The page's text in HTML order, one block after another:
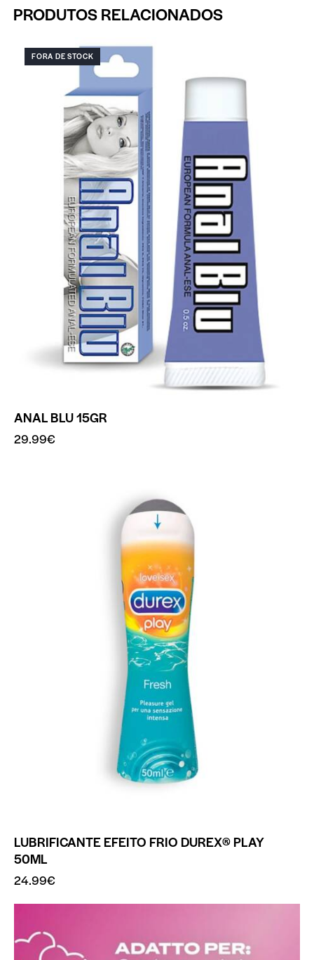
PRODUTOS RELACIONADOS
FORA DE STOCK
ANAL BLU 15GR
29.99€
LUBRIFICANTE EFEITO FRIO DUREX® PLAY
50ML
24.99€